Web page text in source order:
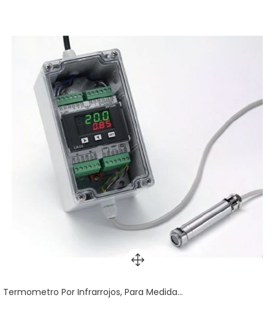
Termometro Por Infrarrojos, Para Medida...